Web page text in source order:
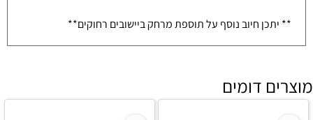
** יתכן חיוב נוסף על תוספת מרחק ביישובים רחוקים**
מוצרים דומים